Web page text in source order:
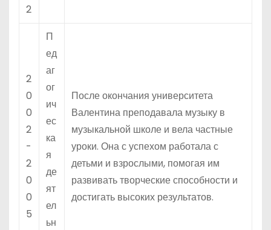
2
2
0
0
2
-
2
0
0
5
П
ед
аг
ог
ич
ес
ка
я
де
ят
ел
ьн
После окончания университета
Валентина преподавала музыку в
музыкальной школе и вела частные
уроки. Она с успехом работала с
детьми и взрослыми, помогая им
развивать творческие способности и
достигать высоких результатов.